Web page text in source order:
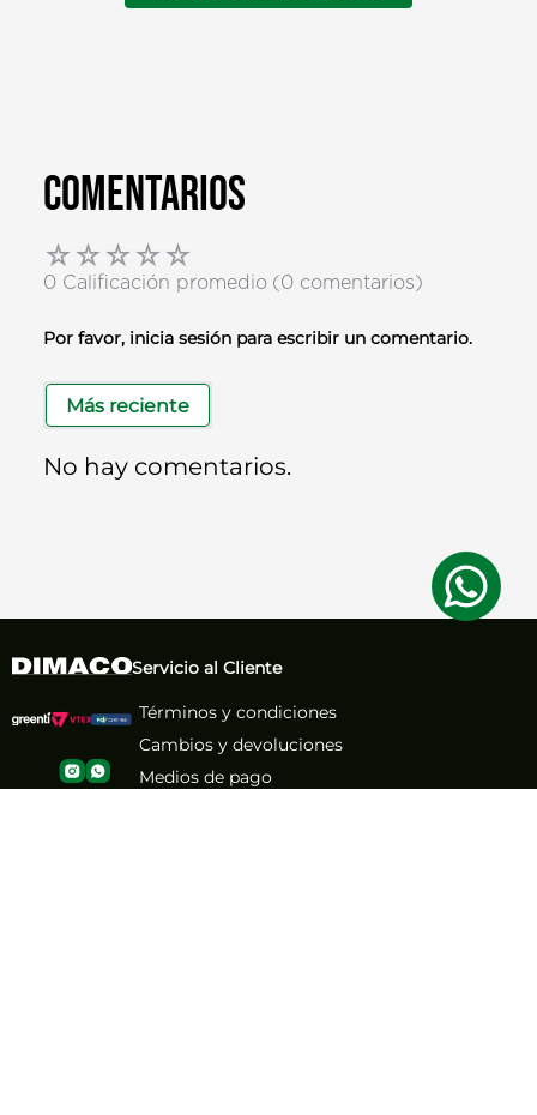
Comentarios
☆☆☆☆☆
0 Calificación promedio (0 comentarios)
Por favor, inicia sesión para escribir un comentario.
Más reciente
No hay comentarios.
Servicio al Cliente
Términos y condiciones
Cambios y devoluciones
Medios de pago